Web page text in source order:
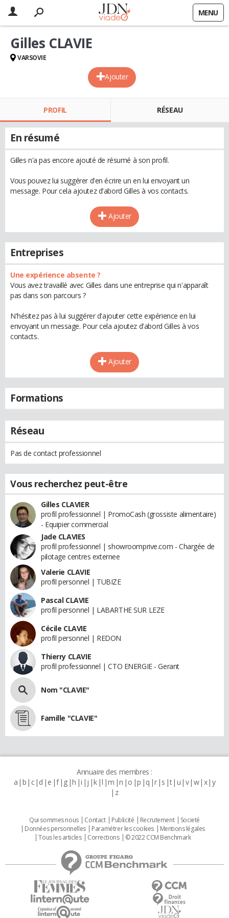
MENU
Ajouter
Gilles CLAVIE
VARSOVIE
PROFIL RÉSEAU
En résumé
Gilles n'a pas encore ajouté de résumé à son profil.
Vous pouvez lui suggérer d'en écrire un en lui envoyant un
message. Pour cela ajoutez d'abord Gilles à vos contacts.
Ajouter
Entreprises
Une expérience absente ?
Vous avez travaillé avec Gilles dans une entreprise qui n'apparaît
pas dans son parcours ?
N'hésitez pas à lui suggérer d'ajouter cette expérience en lui
envoyant un message. Pour cela ajoutez d'abord Gilles à vos
contacts.
Ajouter
Formations
Réseau
Pas de contact professionnel
Vous recherchez peut-être
Gilles CLAVIER
profil professionnel | PromoCash (grossiste alimentaire)
- Equipier commercial
Jade CLAVIES
profil professionnel | showroomprive.com - Chargée de
pilotage centres externee
Valerie CLAVIE
profil personnel | TUBIZE
Pascal CLAVIE
profil personnel | LABARTHE SUR LEZE
Cécile CLAVIE
profil personnel | REDON
Thierry CLAVIE
profil professionnel | CTO ENERGIE - Gerant
Nom "CLAVIE"
Famille "CLAVIE"
Annuaire des membres :
a b c d e f g h i j k l m n o p q r s t u v w x y
z
Qui sommes nous Contact Publicité Recrutement
Societé
Données personnelles
Paramétrer les cookies
Mentions légales
Tous les articles
Corrections © 2022 CCM Benchmark